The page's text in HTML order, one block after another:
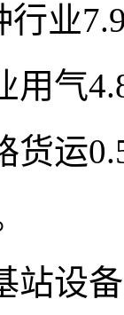
业
用气
货运
站设